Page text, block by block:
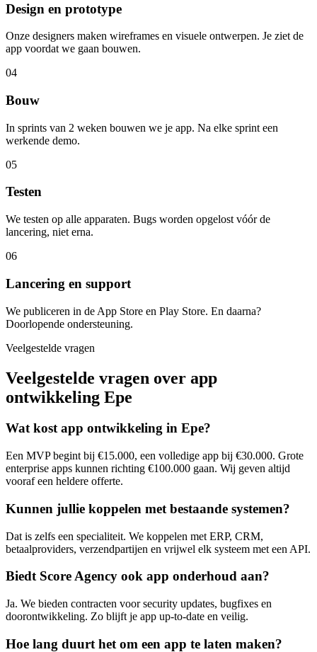
Design en prototype
Onze designers maken wireframes en visuele ontwerpen. Je ziet de
app voordat we gaan bouwen.
04
Bouw
In sprints van 2 weken bouwen we je app. Na elke sprint een
werkende demo.
05
Testen
We testen op alle apparaten. Bugs worden opgelost vóór de
lancering, niet erna.
06
Lancering en support
We publiceren in de App Store en Play Store. En daarna?
Doorlopende ondersteuning.
Veelgestelde vragen
Veelgestelde vragen over app
ontwikkeling Epe
Wat kost app ontwikkeling in Epe?
Een MVP begint bij €15.000, een volledige app bij €30.000. Grote
enterprise apps kunnen richting €100.000 gaan. Wij geven altijd
vooraf een heldere offerte.
Kunnen jullie koppelen met bestaande systemen?
Dat is zelfs een specialiteit. We koppelen met ERP, CRM,
betaalproviders, verzendpartijen en vrijwel elk systeem met een API.
Biedt Score Agency ook app onderhoud aan?
Ja. We bieden contracten voor security updates, bugfixes en
doorontwikkeling. Zo blijft je app up-to-date en veilig.
Hoe lang duurt het om een app te laten maken?